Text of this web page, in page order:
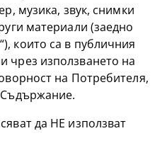
музика, звук, снимки
материали (заедно
които са в публичния
чрез използването на
на Потребителя,
Съдържание.
да НЕ използват